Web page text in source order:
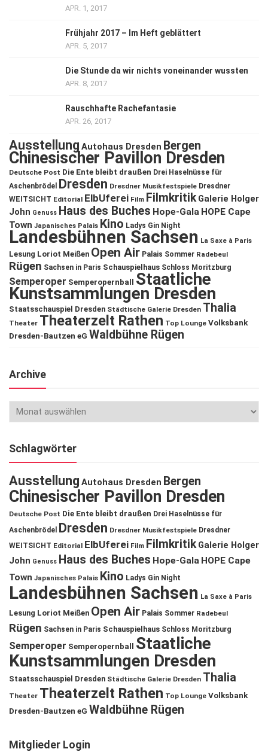
APR. 1, 2017
Frühjahr 2017 – Im Heft geblättert
APR. 5, 2017
Die Stunde da wir nichts voneinander wussten
APR. 8, 2017
Rauschhafte Rachefantasie
APR. 26, 2017
Ausstellung Autohaus Dresden Bergen
Chinesischer Pavillon Dresden
Deutsche Post Die Ente bleibt draußen Drei Haselnüsse für
Aschenbrödel
Dresden Dresdner Musikfestspiele Dresdner
WEITSICHT Editorial ElbUferei Film Filmkritik Galerie Holger
John Genuss Haus des Buches Hope-Gala HOPE Cape
Town Japanisches Palais Kino Ladys Gin Night
Landesbühnen Sachsen La Saxe à Paris
Lesung Loriot Meißen Open Air Palais Sommer Radebeul
Rügen Sachsen in Paris Schauspielhaus Schloss Moritzburg
Semperoper Semperopernball Staatliche
Kunstsammlungen Dresden
Staatsschauspiel Dresden Städtische Galerie Dresden Thalia
Theater Theaterzelt Rathen Top Lounge Volksbank
Dresden-Bautzen eG Waldbühne Rügen
Archive
Schlagwörter
Ausstellung Autohaus Dresden Bergen
Chinesischer Pavillon Dresden
Deutsche Post Die Ente bleibt draußen Drei Haselnüsse für
Aschenbrödel
Dresden Dresdner Musikfestspiele Dresdner
WEITSICHT Editorial ElbUferei Film Filmkritik Galerie Holger
John Genuss Haus des Buches Hope-Gala HOPE Cape
Town Japanisches Palais Kino Ladys Gin Night
Landesbühnen Sachsen La Saxe à Paris
Lesung Loriot Meißen Open Air Palais Sommer Radebeul
Rügen Sachsen in Paris Schauspielhaus Schloss Moritzburg
Semperoper Semperopernball
Staatliche
Kunstsammlungen Dresden
Staatsschauspiel Dresden Städtische Galerie Dresden Thalia
Theater Theaterzelt Rathen Top Lounge Volksbank
Dresden-Bautzen eG Waldbühne Rügen
Mitglieder Login